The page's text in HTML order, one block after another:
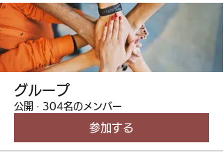
グループ
公開 · 304名のメンバー
参加する